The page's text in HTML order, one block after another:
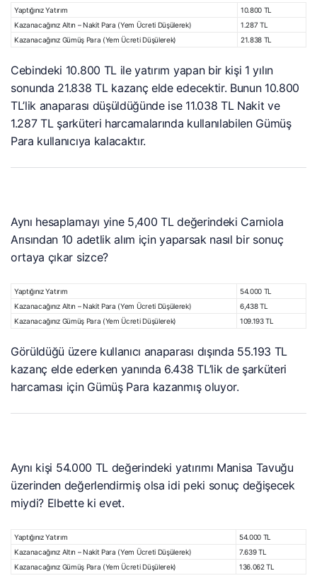
Yaptığınız Yatırım
10.800 TL
Kazanacağınız Altın – Nakit Para (Yem Ücreti Düşülerek)
1.287 TL
Kazanacağınız Gümüş Para (Yem Ücreti Düşülerek)
21.838 TL
Cebindeki 10.800 TL ile yatırım yapan bir kişi 1 yılın
sonunda 21.838 TL kazanç elde edecektir. Bunun 10.800
TL’lik anaparası düşüldüğünde ise 11.038 TL Nakit ve
1.287 TL şarküteri harcamalarında kullanılabilen Gümüş
Para kullanıcıya kalacaktır.
Aynı hesaplamayı yine 5,400 TL değerindeki Carniola
Arısından 10 adetlik alım için yaparsak nasıl bir sonuç
ortaya çıkar sizce?
Yaptığınız Yatırım
54.000 TL
Kazanacağınız Altın – Nakit Para (Yem Ücreti Düşülerek)
6,438 TL
Kazanacağınız Gümüş Para (Yem Ücreti Düşülerek)
109.193 TL
Görüldüğü üzere kullanıcı anaparası dışında 55.193 TL
kazanç elde ederken yanında 6.438 TL’lik de şarküteri
harcaması için Gümüş Para kazanmış oluyor.
Aynı kişi 54.000 TL değerindeki yatırımı Manisa Tavuğu
üzerinden değerlendirmiş olsa idi peki sonuç değişecek
miydi? Elbette ki evet.
Yaptığınız Yatırım
54.000 TL
Kazanacağınız Altın – Nakit Para (Yem Ücreti Düşülerek)
7.639 TL
Kazanacağınız Gümüş Para (Yem Ücreti Düşülerek)
136.062 TL